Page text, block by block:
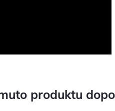
produktu